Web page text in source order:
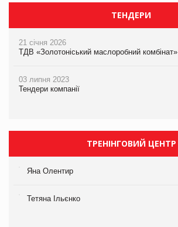
ТЕНДЕРИ
21 січня 2026
ТДВ «Золотоніський маслоробний комбінат»
03 липня 2023
Тендери компанії
ТРЕНІНГОВИЙ ЦЕНТР
Яна Олентир
Тетяна Ільєнко